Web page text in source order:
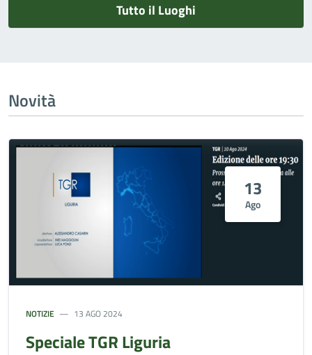
Tutto il Luoghi
Novità
13
Ago
NOTIZIE 13 AGO 2024
Speciale TGR Liguria